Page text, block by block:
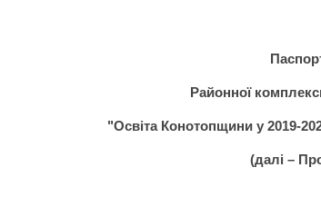
Районної
"Освіта Конотопщини у 2019-
(далі –